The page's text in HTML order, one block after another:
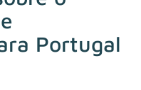
Portugal